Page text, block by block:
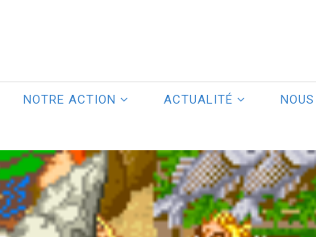
NOTRE ACTION ACTUALITÉ